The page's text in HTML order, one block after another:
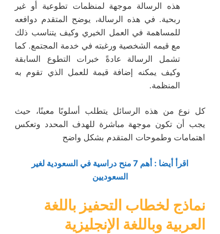
هذه الرسالة موجهة لمنظمات تطوعية أو غير
ربحية. في هذه الرسالة، يوضح المتقدم دوافعه
للمساهمة في العمل الخيري وكيف يتناسب ذلك
مع قيمه الشخصية ورغبته في خدمة المجتمع. كما
تشمل الرسالة عادةً خبرات التطوع السابقة
وكيف يمكنه إضافة قيمة للعمل الذي تقوم به
المنظمة.
كل نوع من هذه الرسائل يتطلب أسلوبًا معينًا، حيث
يجب أن تكون موجهة مباشرة للهدف المحدد وتعكس
اهتمامات وطموحات المتقدم بشكل واضح
اقرأ أيضا :
أهم 7 منح دراسية في السعودية لغير
السعوديين
نماذج لخطاب التحفيز باللغة
العربية وباللغة الإنجليزية